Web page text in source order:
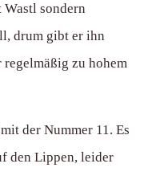
sondern
drum gibt er ihn
regelmäßig zu hohem
der Nummer 11. Es
den Lippen, leider